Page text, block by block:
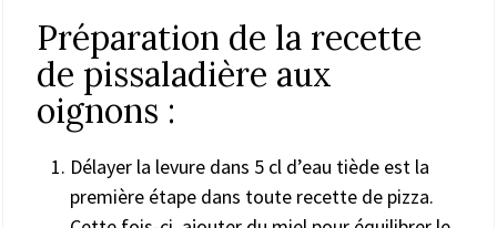
Préparation de la recette
de pissaladière aux
oignons :
Délayer la levure dans 5 cl d’eau tiède est la
première étape dans toute recette de pizza.